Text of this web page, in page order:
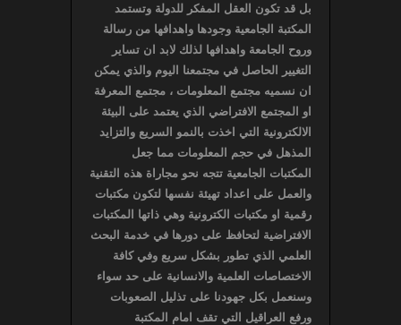
بل قد تكون العقل المفكر للدولة وتستمد
المكتبة الجامعية وجودها واهدافها من رسالة
وروح الجامعة واهدافها لذلك لابد ان تساير
التغيير الحاصل في مجتمعنا اليوم والذي يمكن
ان نسميه مجتمع المعلومات ، مجتمع المعرفة
او المجتمع الافتراضي الذي يعتمد على البيئة
الالكترونية التي اخذت بالنمو السريع والتزايد
المذهل في حجم المعلومات مما جعل
المكتبات الجامعية تتجه نحو مجاراة هذه التقنية
والعمل على اعداد تهيئة نفسها لتكون مكتبات
رقمية او مكتبات الكترونية وهي ذاتها المكتبات
الافتراضية لتحافظ على دورها في خدمة البحث
العلمي الذي تطور بشكل سريع وفي كافة
الاختصاصات العلمية والانسانية على حد سواء
وسنعمل بكل جهودنا على تذليل الصعوبات
ورفع العراقيل التي تقف امام المكتبة